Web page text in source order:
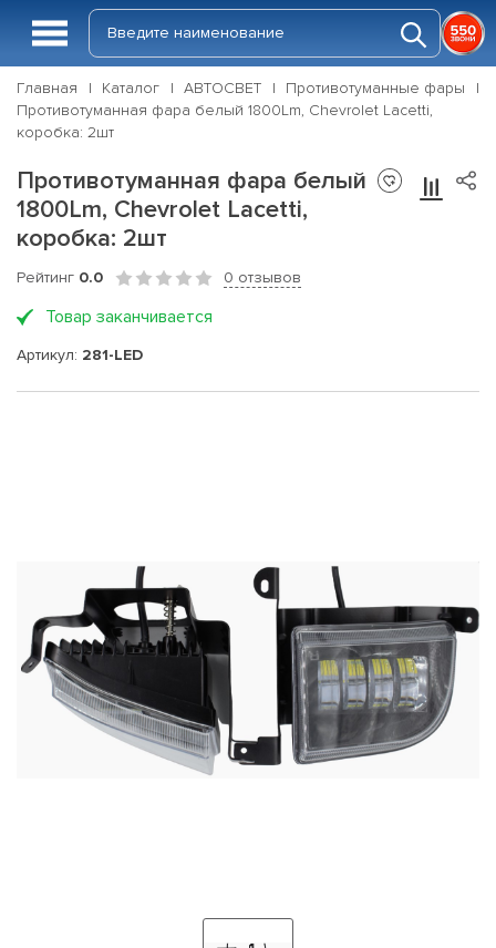
Главная Каталог АВТОСВЕТ
Противотуманные фары
Противотуманная фара белый 1800Lm, Chevrolet Lacetti,
коробка: 2шт
Противотуманная фара белый
1800Lm, Chevrolet Lacetti,
коробка: 2шт
Рейтинг 0.0 0 отзывов
Товар заканчивается
Артикул: 281-LED